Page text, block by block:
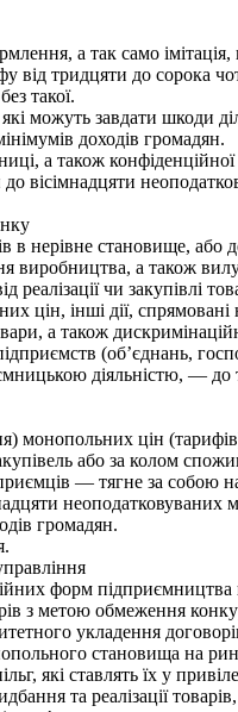
а так само
тридцяти до сорока
такої.
можуть завдати шкоди
доходів громадян.
а також
вісімнадцяти
в нерівне становище,
виробництва, а також
чи закупівлі
цін, інші дії,
а також
(об’єднань,
діяльністю, —
цін
або за колом
— тягне за собою
громадян.
форм підприємництва
з метою обмеження
укладення
становища на
які ставлять їх у
та реалізації